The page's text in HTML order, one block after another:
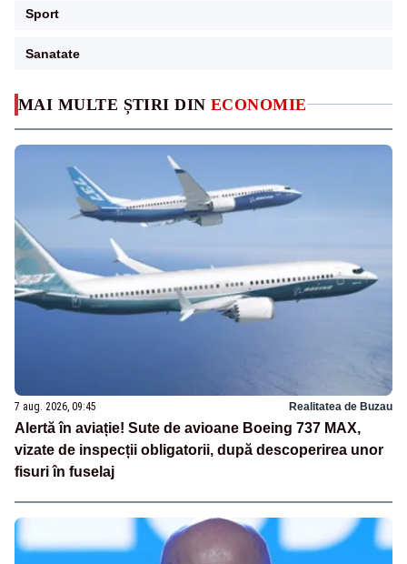
MAI MULTE ȘTIRI DIN ECONOMIE
7 aug. 2026, 09:45 Realitatea de Buzau
Alertă în aviație! Sute de avioane Boeing 737 MAX,
vizate de inspecții obligatorii, după descoperirea unor
fisuri în fuselaj
Sport
Sanatate